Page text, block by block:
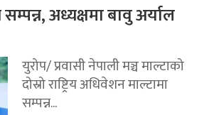
अध्यक्षमा बावु अर्याल
युरोप/ प्रवासी नेपाली मञ्च माल्टाको
दोस्रो राष्ट्रिय अधिवेशन माल्टामा
सम्पन्न...